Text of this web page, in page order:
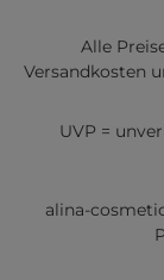
Alle
Versandkosten
UVP =
alina-